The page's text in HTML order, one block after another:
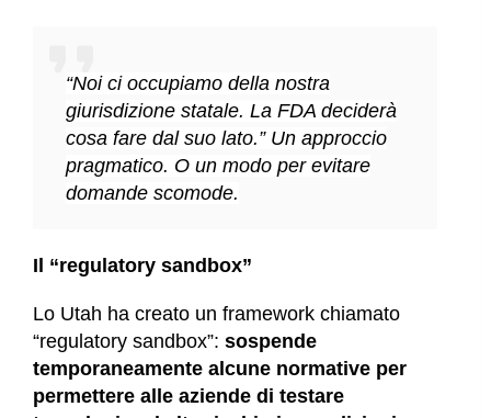
“Noi ci occupiamo della nostra
giurisdizione statale. La FDA deciderà
cosa fare dal suo lato.” Un approccio
pragmatico. O un modo per evitare
domande scomode.
Il “regulatory sandbox”
Lo Utah ha creato un framework chiamato
“regulatory sandbox”: sospende
temporaneamente alcune normative per
permettere alle aziende di testare